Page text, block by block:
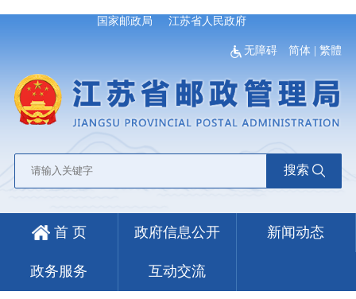
国家邮政局 江苏省人民政府
无障碍 简体 |繁體
搜索
首 页 政府信息公开 新闻动态
政务服务 互动交流